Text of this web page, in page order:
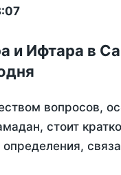
и Ифтара в
вопросов,
стоит